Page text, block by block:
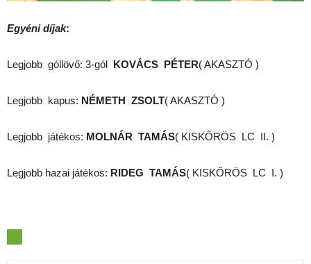
Egyéni díjak:
Legjobb góllövő: 3-gól KOVÁCS PÉTER( AKASZTÓ )
Legjobb kapus: NÉMETH ZSOLT( AKASZTÓ )
Legjobb játékos: MOLNÁR TAMÁS( KISKŐRÖS LC II. )
Legjobb hazai játékos: RIDEG TAMÁS( KISKŐRÖS LC I. )